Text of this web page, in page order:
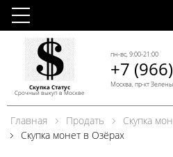
Скупка Статус
Срочный выкуп в Москве
пн-вс, 9:00-21:00
+7
Москва, пр-кт
Главная Продать
Скупка
Скупка монет в Озёрах